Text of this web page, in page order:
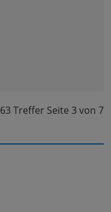
63 Treffer Seite 3 von 7